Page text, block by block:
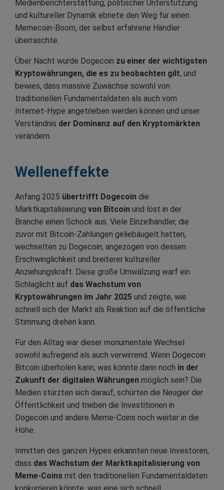
Medienberichterstattung, politischer Unterstützung
und kultureller Dynamik ebnete den Weg für einen
Memecoin-Boom, der selbst erfahrene Händler
überraschte.
Über Nacht wurde Dogecoin zu einer der wichtigsten
Kryptowährungen, die es zu beobachten gilt, und
bewies, dass massive Zuwächse sowohl von
traditionellen Fundamentaldaten als auch vom
Internet-Hype angetrieben werden können und unser
Verständnis der Dominanz auf den Kryptomärkten
verändern.
Welleneffekte
Anfang 2025 übertrifft Dogecoin die
Marktkapitalisierung von Bitcoin und löst in der
Branche einen Schock aus. Viele Einzelhändler, die
zuvor mit Bitcoin-Zahlungen geliebäugelt hatten,
wechselten zu Dogecoin, angezogen von dessen
Erschwinglichkeit und breiterer kultureller
Anziehungskraft. Diese große Umwälzung warf ein
Schlaglicht auf das Wachstum von
Kryptowährungen im Jahr 2025 und zeigte, wie
schnell sich der Markt als Reaktion auf die öffentliche
Stimmung drehen kann.
Für den Alltag war dieser monumentale Wechsel
sowohl aufregend als auch verwirrend. Wenn Dogecoin
Bitcoin überholen kann, was könnte dann noch in der
Zukunft der digitalen Währungen möglich sein? Die
Medien stürzten sich darauf, schürten die Neugier der
Öffentlichkeit und trieben die Investitionen in
Dogecoin und andere Meme-Coins noch weiter in die
Höhe.
Inmitten des ganzen Hypes erkannten neue Investoren,
dass das Wachstum der Marktkapitalisierung von
Meme-Coins mit den traditionellen Fundamentaldaten